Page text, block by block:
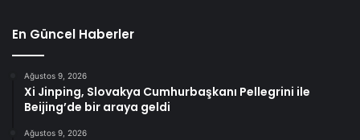
En Güncel Haberler
Ağustos 9, 2026
Xi Jinping, Slovakya Cumhurbaşkanı Pellegrini ile
Beijing’de bir araya geldi
Ağustos 9, 2026